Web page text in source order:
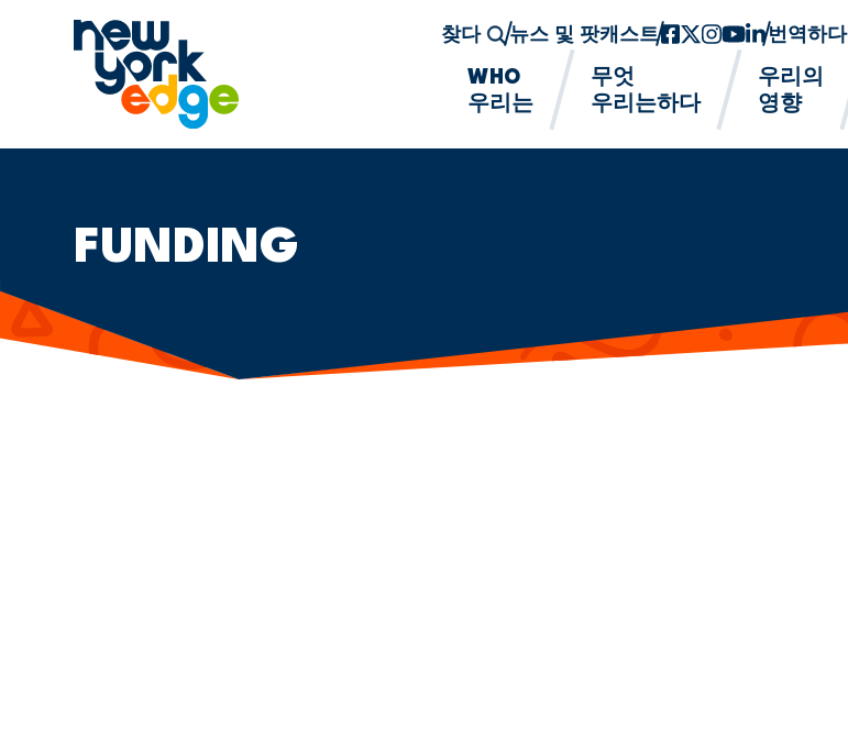
주요 콘텐츠로 건너뛰기
찾다 뉴스 및 팟캐스트페이스북
트위터-x
인스 타 그램
유튜브
링크드인
번역하다
WHO
우리는
무엇
우리는하다
우리의
영향
FUNDING